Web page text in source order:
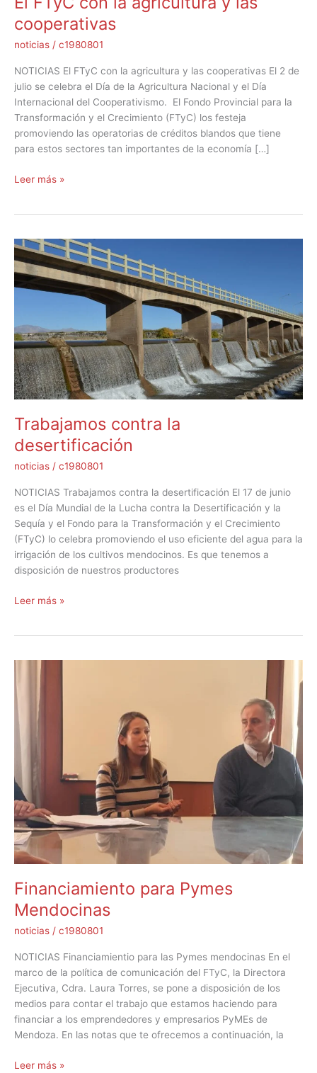
cooperativas
noticias / c1980801
NOTICIAS El FTyC con la agricultura y las cooperativas El 2 de
julio se celebra el Día de la Agricultura Nacional y el Día
Internacional del Cooperativismo. El Fondo Provincial para la
Transformación y el Crecimiento (FTyC) los festeja
promoviendo las operatorias de créditos blandos que tiene
para estos sectores tan importantes de la economía […]
Leer más »
Trabajamos contra la
desertificación
noticias / c1980801
NOTICIAS Trabajamos contra la desertificación El 17 de junio
es el Día Mundial de la Lucha contra la Desertificación y la
Sequía y el Fondo para la Transformación y el Crecimiento
(FTyC) lo celebra promoviendo el uso eficiente del agua para la
irrigación de los cultivos mendocinos. Es que tenemos a
disposición de nuestros productores
Trabajamos
contra
la
desertificación
Leer más »
Financiamiento para Pymes
Mendocinas
noticias / c1980801
NOTICIAS Financiamientio para las Pymes mendocinas En el
marco de la política de comunicación del FTyC, la Directora
Ejecutiva, Cdra. Laura Torres, se pone a disposición de los
medios para contar el trabajo que estamos haciendo para
financiar a los emprendedores y empresarios PyMEs de
Mendoza. En las notas que te ofrecemos a continuación, la
Financiamiento
Pymes
Mendocinas
Leer más »